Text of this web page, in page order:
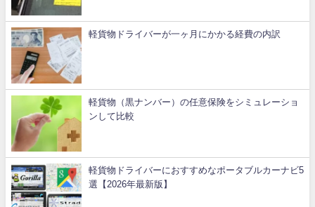
軽貨物ドライバーが一ヶ月にかかる経費の内訳
軽貨物（黒ナンバー）の任意保険をシミュレーショ
ンして比較
軽貨物ドライバーにおすすめなポータブルカーナビ5
選【2026年最新版】